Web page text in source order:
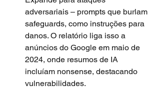
adversariais – prompts que burlam
safeguards, como instruções para
danos. O relatório liga isso a
anúncios do Google em maio de
2024, onde resumos de IA
incluíam nonsense, destacando
vulnerabilidades.